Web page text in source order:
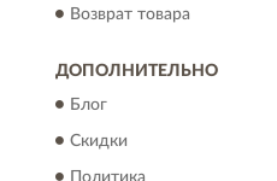
Возврат товара
ДОПОЛНИТЕЛЬНО
Блог
Скидки
Политика